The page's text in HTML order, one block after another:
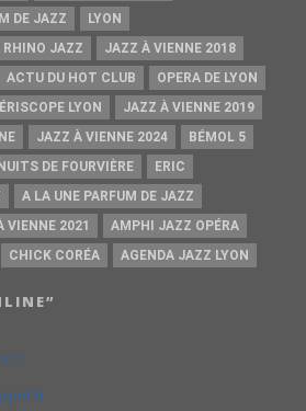
DE JAZZ
LYON
RHINO JAZZ
JAZZ À VIENNE 2018
ACTU DU HOT CLUB
OPERA DE LYON
LYON
JAZZ À VIENNE 2019
JAZZ À VIENNE 2024
BÉMOL 5
NUITS DE FOURVIÈRE
ERIC
A LA UNE PARFUM DE JAZZ
VIENNE 2021
AMPHI JAZZ OPÉRA
CHICK CORÉA AGENDA JAZZ LYON